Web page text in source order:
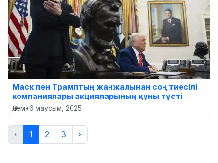
Маск пен Трамптың жанжалынан соң тиесілі
компаниялары акцияларының құны түсті
Әлем•6 маусым, 2025
‹ 1 2 3 ›